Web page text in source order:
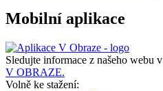
Mobilní aplikace
Sledujte informace z našeho webu v
V OBRAZE.
Volně ke stažení: